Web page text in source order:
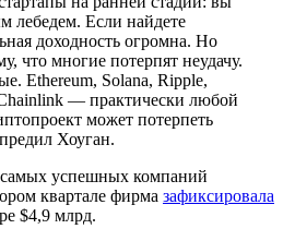
лебедем. Если найдете
доходность огромна. Но
что многие потерпят неудачу.
Ethereum, Solana, Ripple,
— практически любой
может потерпеть
Хоуган.
самых успешных компаний
квартале фирма зафиксировала
$4,9 млрд.